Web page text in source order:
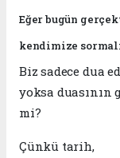
Eğer bugün
kendimize
Biz sadece dua
yoksa
mi?
Çünkü tarih,